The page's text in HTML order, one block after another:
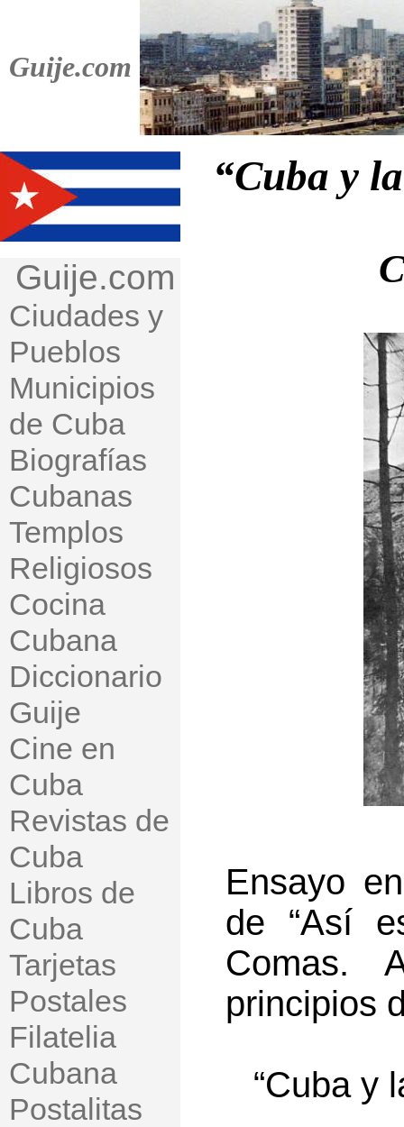
Guije.com
Guije.com
Ciudades y
Pueblos
Municipios
de Cuba
Biografías
Cubanas
Templos
Religiosos
Cocina
Cubana
Diccionario
Guije
Cine en
Cuba
Revistas de
Cuba
Libros de
Cuba
Tarjetas
Postales
Filatelia
Cubana
Postalitas
“Cuba y
Ensayo
de “Así
Comas.
principios
“Cuba y